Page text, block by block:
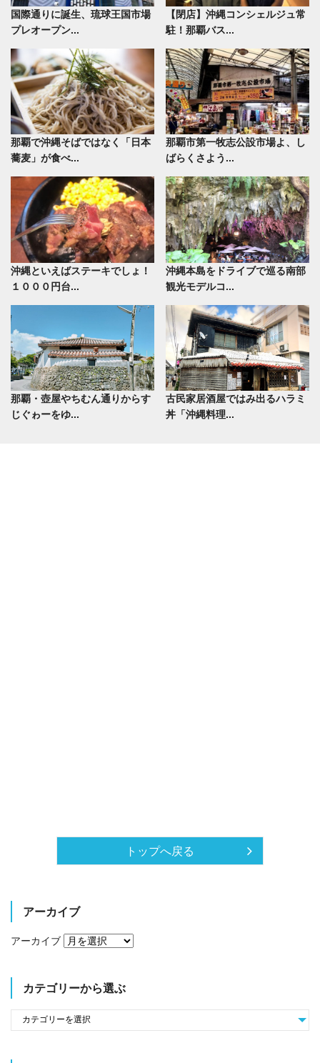
国際通りに誕生、琉球王国市場
プレオープン...
【閉店】沖縄コンシェルジュ常
駐！那覇バス...
那覇で沖縄そばではなく「日本
蕎麦」が食べ...
那覇市第一牧志公設市場よ、し
ばらくさよう...
沖縄といえばステーキでしょ！
１０００円台...
沖縄本島をドライブで巡る南部
観光モデルコ...
那覇・壺屋やちむん通りからす
じぐゎーをゆ...
古民家居酒屋ではみ出るハラミ
丼「沖縄料理...
トップへ戻る
アーカイブ
アーカイブ
カテゴリーから選ぶ